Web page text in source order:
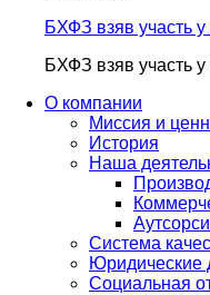
БХФЗ взяв участь
БХФЗ взяв участь
О компании
Миссия и
История
Наша
Система
Юридические
Социальная